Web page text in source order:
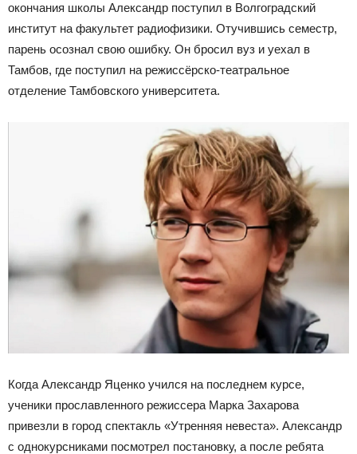
окончания школы Александр поступил в Волгоградский
институт на факультет радиофизики. Отучившись семестр,
парень осознал свою ошибку. Он бросил вуз и уехал в
Тамбов, где поступил на режиссёрско-театральное
отделение Тамбовского университета.
Когда Александр Яценко учился на последнем курсе,
ученики прославленного режиссера Марка Захарова
привезли в город спектакль «Утренняя невеста». Александр
с однокурсниками посмотрел постановку, а после ребята